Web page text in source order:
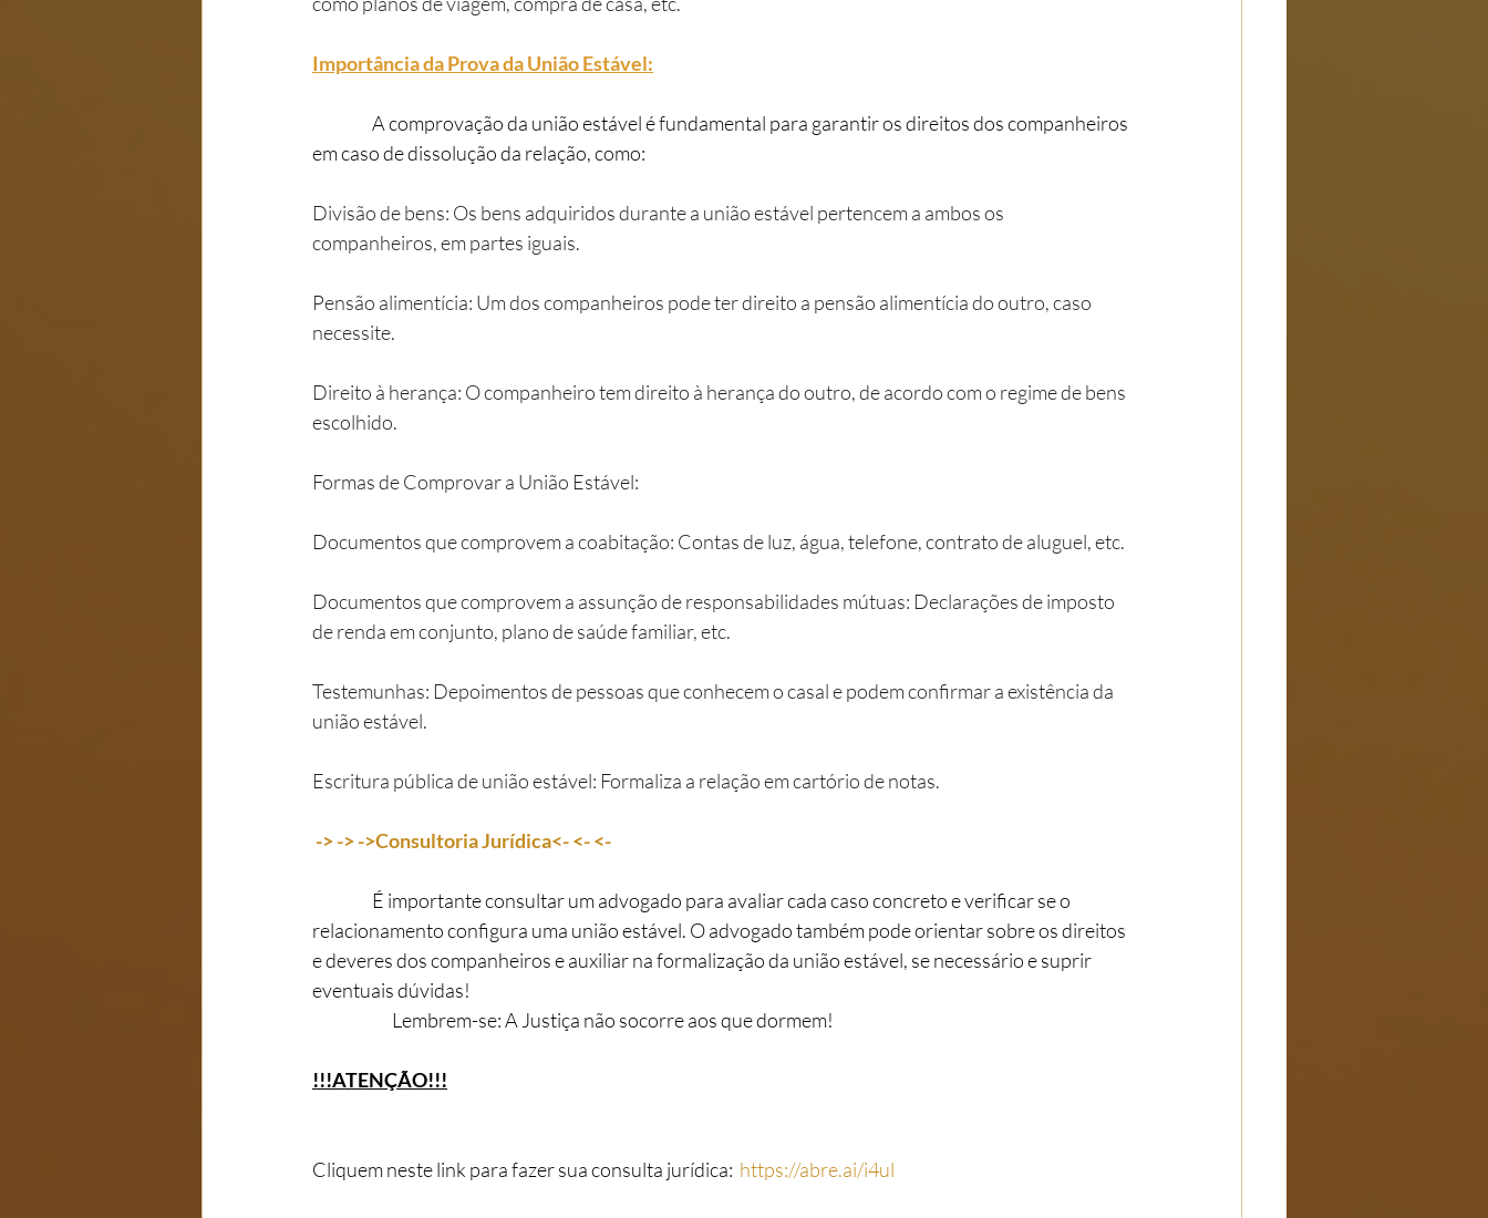
Importância da Prova da União Estável:
A comprovação da união estável é fundamental para garantir os direitos dos companheiros
em caso de dissolução da relação, como:
Divisão de bens: Os bens adquiridos durante a união estável pertencem a ambos os
companheiros, em partes iguais.
Pensão alimentícia: Um dos companheiros pode ter direito a pensão alimentícia do outro, caso
necessite.
Direito à herança: O companheiro tem direito à herança do outro, de acordo com o regime de bens
escolhido.
Formas de Comprovar a União Estável:
Documentos que comprovem a coabitação: Contas de luz, água, telefone, contrato de aluguel, etc.
Documentos que comprovem a assunção de responsabilidades mútuas: Declarações de imposto
de renda em conjunto, plano de saúde familiar, etc.
Testemunhas: Depoimentos de pessoas que conhecem o casal e podem confirmar a existência da
união estável.
Escritura pública de união estável: Formaliza a relação em cartório de notas.
-> -> ->Consultoria Jurídica<- <- <-
É importante consultar um advogado para avaliar cada caso concreto e verificar se o
relacionamento configura uma união estável. O advogado também pode orientar sobre os direitos
e deveres dos companheiros e auxiliar na formalização da união estável, se necessário e suprir
eventuais dúvidas!
Lembrem-se: A Justiça não socorre aos que dormem!
!!!ATENÇÃO!!!
Cliquem neste link para fazer sua consulta jurídica: https://abre.ai/i4ul